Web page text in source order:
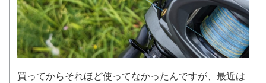
買ってからそれほど使ってなかったんですが、最近は